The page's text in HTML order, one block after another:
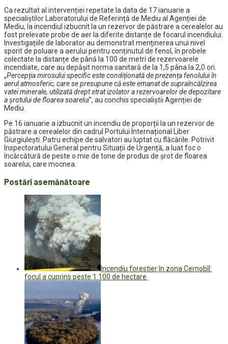
Ca rezultat al intervenției repetate la data de 17 ianuarie a
specialiștilor Laboratorului de Referință de Mediu al Agenției de
Mediu, la incendiul izbucnit la un rezervor de păstrare a cerealelor au
fost prelevate probe de aer la diferite distanțe de focarul incendiului.
Investigațiile de laborator au demonstrat menținerea unui nivel
sporit de poluare a aerului pentru conținutul de fenol, în probele
colectate la distanțe de până la 100 de metri de rezervoarele
incendiate, care au depășit norma sanitară de la 1,5 pâna la 2,0 ori.
„Percepția mirosului specific este condiționată de prezența fenolului în
aerul atmosferic, care se presupune că este emanat de supraîncălzirea
vatei minerale, utilizată drept strat izolator a rezervoarelor de depozitare
a șrotului de floarea soarelui”, au conchis specialiștii Agenției de
Mediu.
Pe 16 ianuarie a izbucnit un incendiu de proporții la un rezervor de
păstrare a cerealelor din cadrul Portului Internațional Liber
Giurgiulești. Patru echipe de salvatori au luptat cu flăcările. Potrivit
Inspectoratului General pentru Situații de Urgență, a luat foc o
încărcătură de peste o mie de tone de produs de șrot de floarea
soarelui, care mocnea.
Postări asemănătoare
Incendiu forestier în zona Cernobîl:
focul a cuprins peste 1.100 de hectare